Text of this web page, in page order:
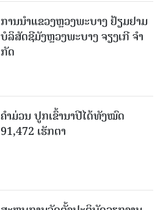
ການນຳແຂວງຫຼວງພະບາງ ຢ້ຽມ​ຢາມ
ບໍ​ລິ​ສັດຊີມັງຫຼວງພະບາງ ຈຽງເກີ ຈໍາ
ກັດ
ຄໍາມ່ວນ ປູກເຂົ້ານາປີໄດ້ທັງໝົດ
91,472 ເຮັກຕາ